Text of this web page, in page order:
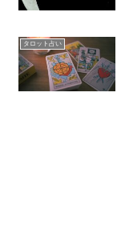
タロット占い